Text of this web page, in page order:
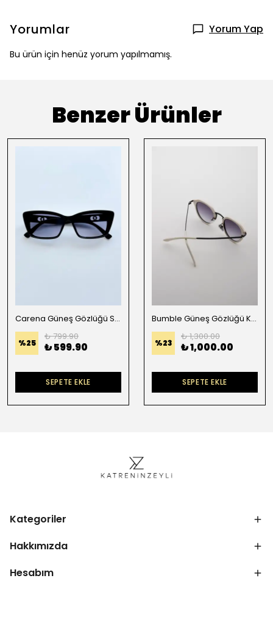
Yorumlar Yorum Yap
Bu ürün için henüz yorum yapılmamış.
Benzer Ürünler
Carena Güneş Gözlüğü Siyah Çerçeve Mavi Degradeli Cam
%25
₺ 799.90
₺ 599.90
SEPETE EKLE
Bumble Güneş Gözlüğü Krem Çerçeve Degradeli Siyah
%23
₺ 1,300.00
₺ 1,000.00
SEPETE EKLE
Kategoriler
Hakkımızda
Hesabım